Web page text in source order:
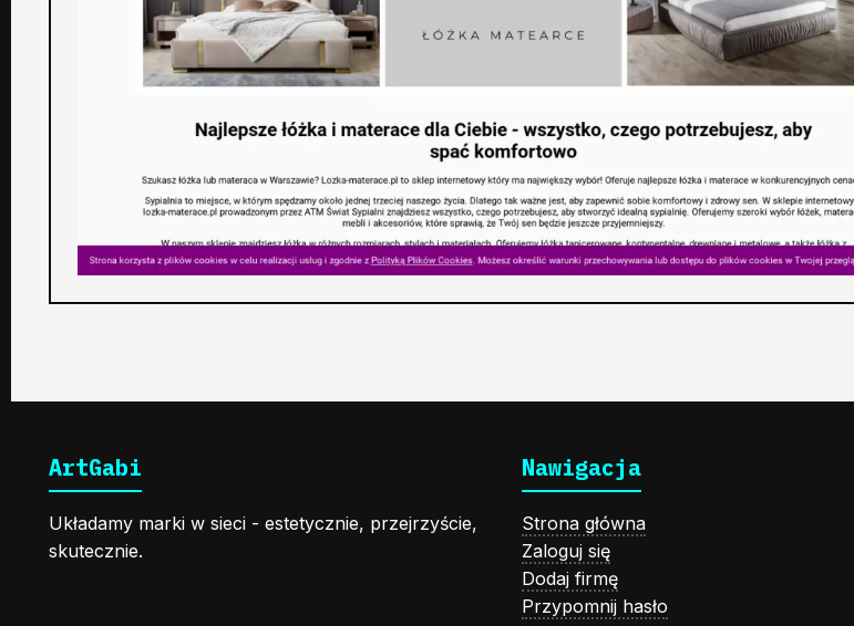
ArtGabi
Układamy marki w sieci - estetycznie, przejrzyście,
skutecznie.
Nawigacja
Strona główna
Zaloguj się
Dodaj firmę
Przypomnij hasło